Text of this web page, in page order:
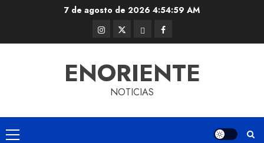
7 de agosto de 2026 4:55:00 AM
Instagram
@EnOriente
Twitter
(X)
ThreadsFacebook
ENORIENTE
NOTICIAS
Primary